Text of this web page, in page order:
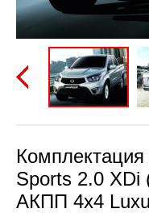
Sports 2.0 XDi
АКПП 4x4